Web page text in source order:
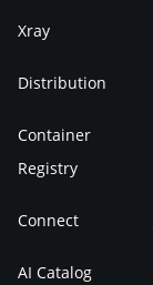
Xray
Distribution
Container
Registry
Connect
AI Catalog